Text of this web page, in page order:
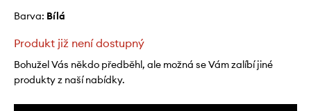
Barva: bílá
Produkt již není dostupný
Bohužel Vás někdo předběhl, ale možná se Vám zalíbí jiné
produkty z naší nabídky.